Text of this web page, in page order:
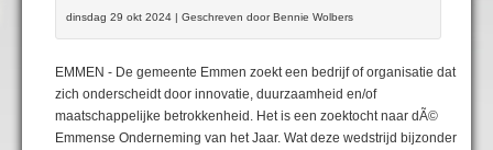
dinsdag 29 okt 2024 | Geschreven door Bennie Wolbers
EMMEN - De gemeente Emmen zoekt een bedrijf of organisatie dat
zich onderscheidt door innovatie, duurzaamheid en/of
maatschappelijke betrokkenheid. Het is een zoektocht naar dÃ©
Emmense Onderneming van het Jaar. Wat deze wedstrijd bijzonder